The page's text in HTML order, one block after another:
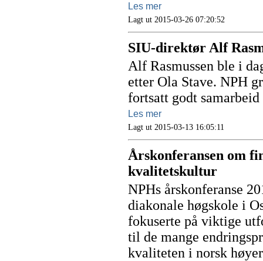
Les mer
Lagt ut 2015-03-26 07:20:52
SIU-direktør Alf
Alf Rasmussen ble i
etter Ola Stave. NPH
fortsatt godt
Les mer
Lagt ut 2015-03-13 16:05:11
Årskonferansen om
kvalitetskultur
NPHs årskonferanse
diakonale høgskole i
fokuserte på viktige
til de mange
kvaliteten i norsk